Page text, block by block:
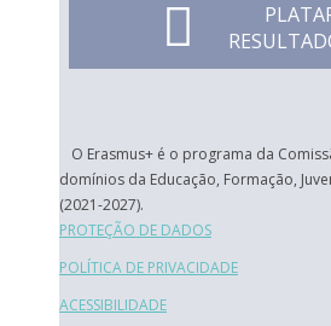
O Erasmus+ é o programa da
domínios da Educação, Formação,
(2021-2027).
PROTEÇÃO DE DADOS
POLÍTICA DE PRIVACIDADE
ACESSIBILIDADE